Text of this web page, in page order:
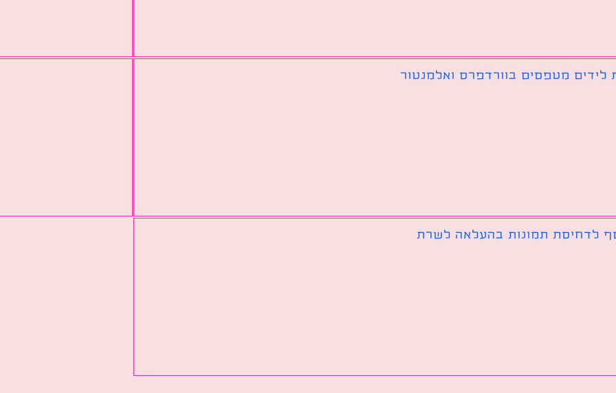
לידים מטפסים בוורדפרס ואלמנטור
לדחיסת תמונות בהעלאה לשרת